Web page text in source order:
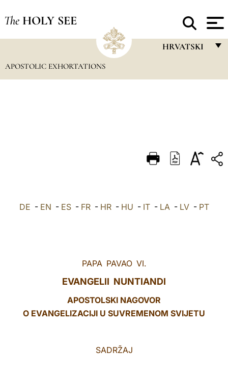
The HOLY SEE
HRVATSKI
DEUTSCH
العربيّة
APOSTOLIC EXHORTATIONS
DE - EN - ES- FR- HR- HU - IT- LA- LV- PT
PAPA PAVAO VI.
EVANGELII NUNTIANDI
APOSTOLSKI NAGOVOR
O EVANGELIZACIJI U SUVREMENOM SVIJETU
SADRŽAJ